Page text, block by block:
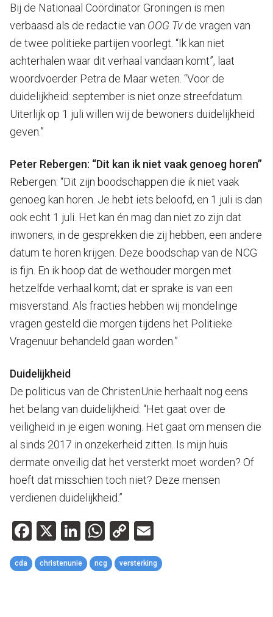
Bij de Nationaal Coördinator Groningen is men
verbaasd als de redactie van OOG Tvde vragen van
de twee politieke partijen voorlegt. “Ik kan niet
achterhalen waar dit verhaal vandaan komt”, laat
woordvoerder Petra de Maar weten. “Voor de
duidelijkheid: september is niet onze streefdatum.
Uiterlijk op 1 juli willen wij de bewoners duidelijkheid
geven.”
Peter Rebergen: “Dit kan ik niet vaak genoeg horen”
Rebergen: “Dit zijn boodschappen die ik niet vaak
genoeg kan horen. Je hebt iets beloofd, en 1 juli is dan
ook echt 1 juli. Het kan én mag dan niet zo zijn dat
inwoners, in de gesprekken die zij hebben, een andere
datum te horen krijgen. Deze boodschap van de NCG
is fijn. En ik hoop dat de wethouder morgen met
hetzelfde verhaal komt; dat er sprake is van een
misverstand. Als fracties hebben wij mondelinge
vragen gesteld die morgen tijdens het Politieke
Vragenuur behandeld gaan worden.”
Duidelijkheid
De politicus van de ChristenUnie herhaalt nog eens
het belang van duidelijkheid: “Het gaat over de
veiligheid in je eigen woning. Het gaat om mensen die
al sinds 2017 in onzekerheid zitten. Is mijn huis
dermate onveilig dat het versterkt moet worden? Of
hoeft dat misschien toch niet? Deze mensen
verdienen duidelijkheid.”
Facebook
X LinkedIn
WhatsApp
Copy
Link
cda christenunie ncg versterking